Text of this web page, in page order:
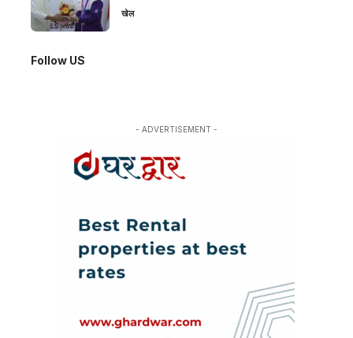
खेल
Follow US
- ADVERTISEMENT -